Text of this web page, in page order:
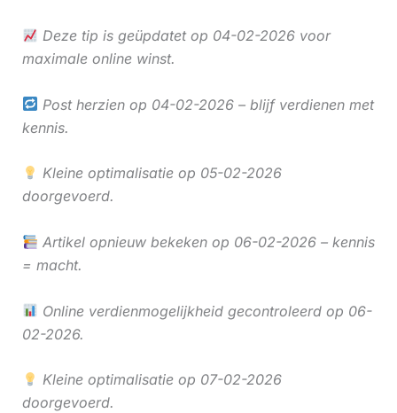
Deze tip is geüpdatet op 04-02-2026 voor
maximale online winst.
Post herzien op 04-02-2026 – blijf verdienen met
kennis.
Kleine optimalisatie op 05-02-2026
doorgevoerd.
Artikel opnieuw bekeken op 06-02-2026 – kennis
= macht.
Online verdienmogelijkheid gecontroleerd op 06-
02-2026.
Kleine optimalisatie op 07-02-2026
doorgevoerd.